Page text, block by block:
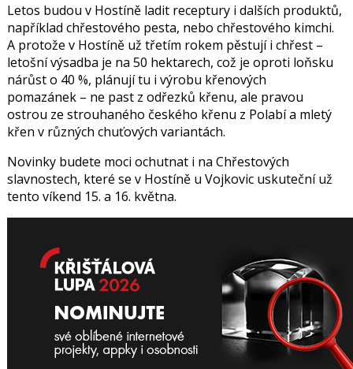
Letos budou v Hostíně ladit receptury i dalších produktů,
například chřestového pesta, nebo chřestového kimchi.
A protože v Hostíně už třetím rokem pěstují i chřest –
letošní výsadba je na 50 hektarech, což je oproti loňsku
nárůst o 40 %, plánují tu i výrobu křenových
pomazánek – ne past z odřezků křenu, ale pravou
ostrou ze strouhaného českého křenu z Polabí a mletý
křen v různých chuťových variantách.
Novinky budete moci ochutnat i na Chřestových
slavnostech, které se v Hostíně u Vojkovic uskuteční už
tento víkend 15. a 16. května.